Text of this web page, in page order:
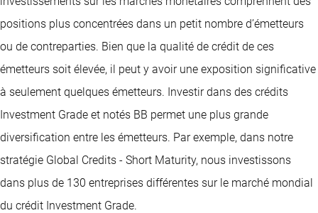
positions plus concentrées dans un petit nombre d’émetteurs
ou de contreparties. Bien que la qualité de crédit de ces
émetteurs soit élevée, il peut y avoir une exposition significative
à seulement quelques émetteurs. Investir dans des crédits
Investment Grade et notés BB permet une plus grande
diversification entre les émetteurs. Par exemple, dans notre
stratégie Global Credits - Short Maturity, nous investissons
dans plus de 130 entreprises différentes sur le marché mondial
du crédit Investment Grade.